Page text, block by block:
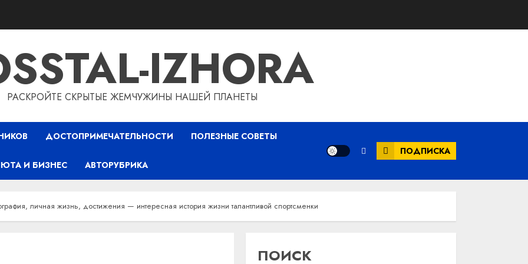
IZHORA
РАСКРОЙТЕ СКРЫТЫЕ ЖЕМЧУЖИНЫ НАШЕЙ ПЛАНЕТЫ
ДОСТОПРИМЕЧАТЕЛЬНОСТИ ПОЛЕЗНЫЕ СОВЕТЫ
И БИЗНЕС АВТОРУБРИКА
ПОДПИСКА
личная жизнь, достижения — интересная история жизни талантливой спортсменки
ПОИСК